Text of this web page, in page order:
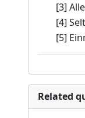
[3]
[4]
[5]
Related